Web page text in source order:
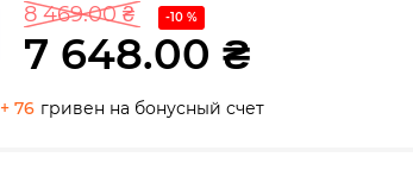
8 469.00 ₴ -10 %
7 648.00 ₴
+ 76 гривен на бонусный счет